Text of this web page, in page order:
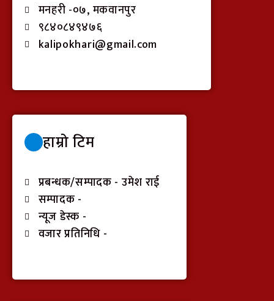
मनहरी -०७, मकवानपुर
९८४०८४९४७६
kalipokhari@gmail.com
हाम्रो टिम
प्रबन्धक/सम्पादक - उमेश राई
सम्पादक -
न्यूज डेस्क -
वजार प्रतिनिधि -